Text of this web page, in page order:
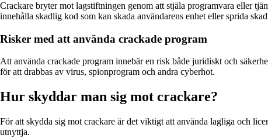
Crackare bryter mot lagstiftningen genom att stjäla programvara eller
innehålla skadlig kod som kan skada användarens enhet eller sprida
Risker med att använda crackade program
Att använda crackade program innebär en risk både juridiskt och
för att drabbas av virus, spionprogram och andra cyberhot.
Hur skyddar man sig mot crackare?
För att skydda sig mot crackare är det viktigt att använda lagliga och
utnyttja.